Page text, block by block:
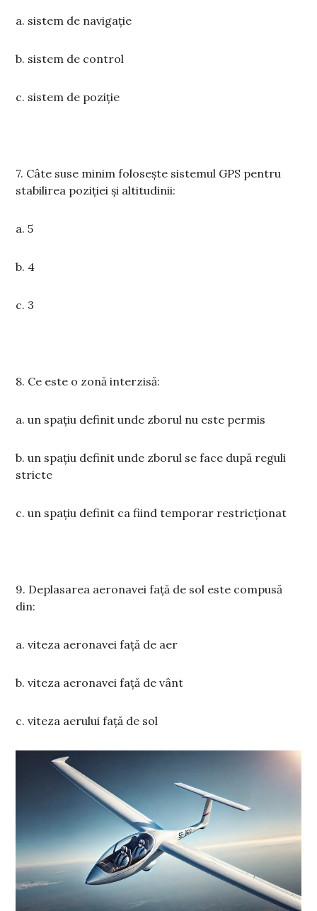
a. sistem de navigație
b. sistem de control
c. sistem de poziție
7. Câte suse minim folosește sistemul GPS pentru
stabilirea poziției și altitudinii:
a. 5
b. 4
c. 3
8. Ce este o zonă interzisă:
a. un spațiu definit unde zborul nu este permis
b. un spațiu definit unde zborul se face după reguli
stricte
c. un spațiu definit ca fiind temporar restricționat
9. Deplasarea aeronavei față de sol este compusă
din:
a. viteza aeronavei față de aer
b. viteza aeronavei față de vânt
c. viteza aerului față de sol